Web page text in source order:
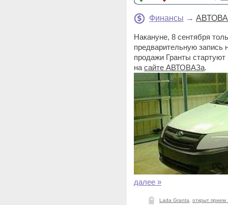
Финансы →
Накануне, 8 сентября
предварительную
продажи Гранты стартуют
на сайте АВТОВАЗа.
далее »
Lada Granta открыт прием